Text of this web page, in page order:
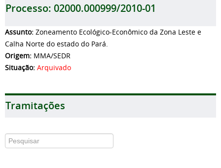
Processo: 02000.000999/2010-01
Assunto: Zoneamento Ecológico-Econômico da Zona Leste e
Calha Norte do estado do Pará.
Origem: MMA/SEDR
Situação: Arquivado
Tramitações